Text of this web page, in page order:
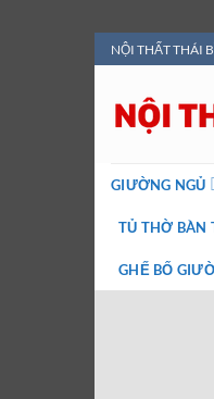
Bỏ
qua
nội
dung
NỘI THẤT THÁI
GIƯỜNG NGỦ
TỦ THỜ BÀN
GHẾ BỐ